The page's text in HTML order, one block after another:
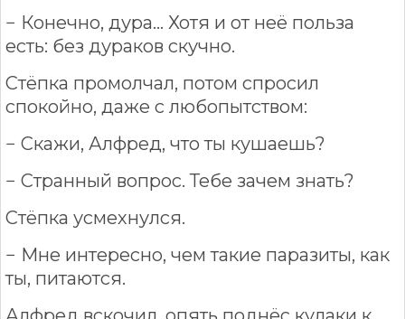
− Конечно, дура... Хотя и от неё польза
есть: без дураков скучно.
Стёпка промолчал, потом спросил
спокойно, даже с любопытством:
− Скажи, Алфред, что ты кушаешь?
− Странный вопрос. Тебе зачем знать?
Стёпка усмехнулся.
− Мне интересно, чем такие паразиты, как
ты, питаются.